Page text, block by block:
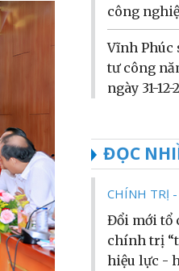
công
Vĩnh Phúc
tư công
ngày 31-12-
ĐỌC
CHÍNH TRỊ
Đổi mới tổ
chính trị
hiệu lực -